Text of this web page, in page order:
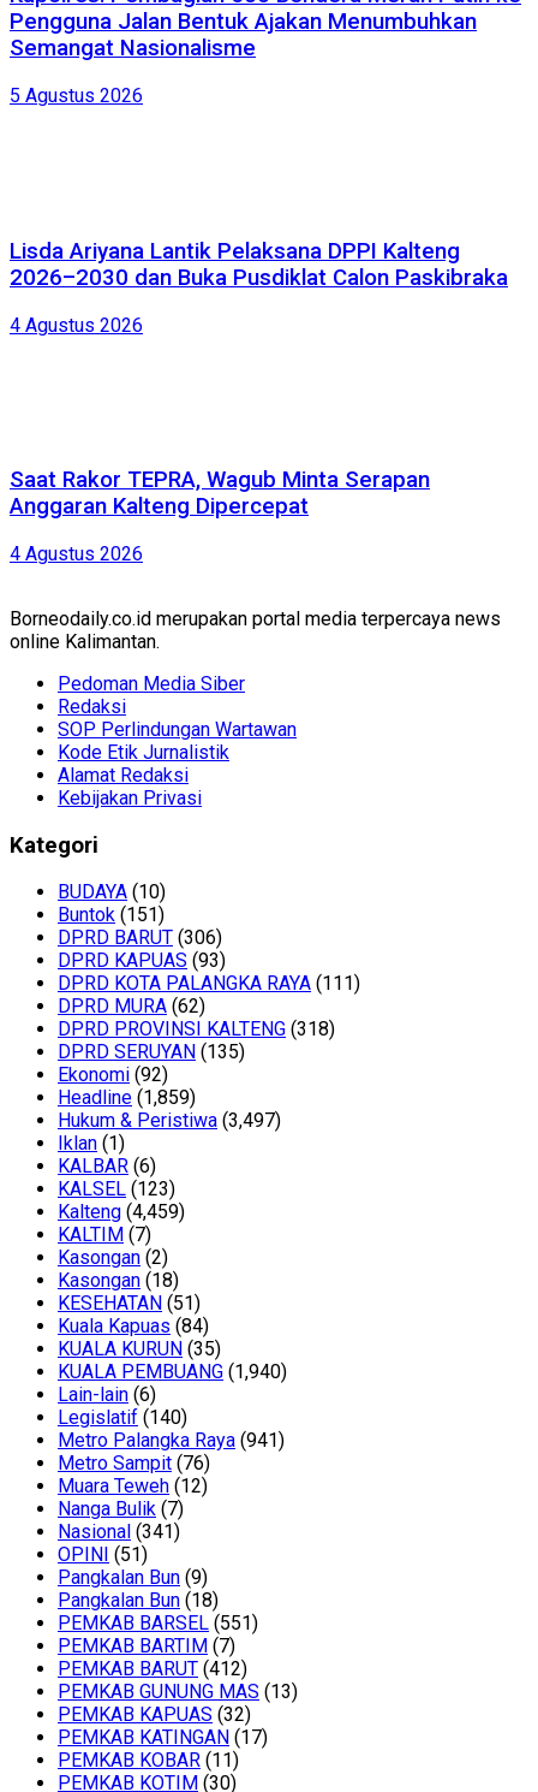
Pengguna Jalan Bentuk Ajakan Menumbuhkan
Semangat Nasionalisme
5 Agustus 2026
Lisda Ariyana Lantik Pelaksana DPPI Kalteng
2026–2030 dan Buka Pusdiklat Calon Paskibraka
4 Agustus 2026
Saat Rakor TEPRA, Wagub Minta Serapan
Anggaran Kalteng Dipercepat
4 Agustus 2026
Borneodaily.co.id merupakan portal media terpercaya news
online Kalimantan.
Pedoman Media Siber
Redaksi
SOP Perlindungan Wartawan
Kode Etik Jurnalistik
Alamat Redaksi
Kebijakan Privasi
Kategori
BUDAYA (10)
Buntok (151)
DPRD BARUT (306)
DPRD KAPUAS (93)
DPRD KOTA PALANGKA RAYA (111)
DPRD MURA (62)
DPRD PROVINSI KALTENG (318)
DPRD SERUYAN (135)
Ekonomi (92)
Headline (1,859)
Hukum & Peristiwa (3,497)
Iklan (1)
KALBAR (6)
KALSEL (123)
Kalteng (4,459)
KALTIM (7)
Kasongan (2)
Kasongan (18)
KESEHATAN (51)
Kuala Kapuas (84)
KUALA KURUN (35)
KUALA PEMBUANG (1,940)
Lain-lain (6)
Legislatif (140)
Metro Palangka Raya (941)
Metro Sampit (76)
Muara Teweh (12)
Nanga Bulik (7)
Nasional (341)
OPINI (51)
Pangkalan Bun (9)
Pangkalan Bun (18)
PEMKAB BARSEL (551)
PEMKAB BARTIM (7)
PEMKAB BARUT (412)
PEMKAB GUNUNG MAS (13)
PEMKAB KAPUAS (32)
PEMKAB KATINGAN (17)
PEMKAB KOBAR (11)
PEMKAB KOTIM (30)